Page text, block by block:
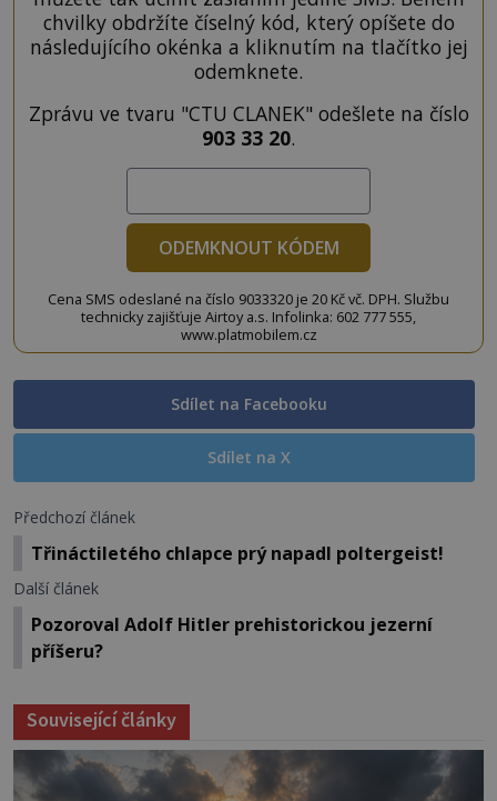
chvilky obdržíte číselný kód, který opíšete do
následujícího okénka a kliknutím na tlačítko jej
odemknete.
Zprávu ve tvaru "CTU CLANEK" odešlete na číslo
903 33 20.
ODEMKNOUT KÓDEM
Cena SMS odeslané na číslo 9033320 je 20 Kč vč. DPH. Službu
technicky zajišťuje Airtoy a.s. Infolinka: 602 777 555,
www.platmobilem.cz
Sdílet na Facebooku
Sdílet na X
Předchozí článek
Třináctiletého chlapce prý napadl poltergeist!
Další článek
Pozoroval Adolf Hitler prehistorickou jezerní
příšeru?
Související články